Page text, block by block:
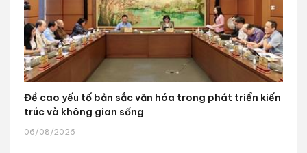
Đề cao yếu tố bản sắc văn hóa trong phát triển kiến
trúc và không gian sống
06/08/2026